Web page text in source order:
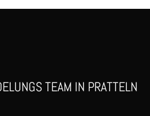
TEAM IN PRATTELN